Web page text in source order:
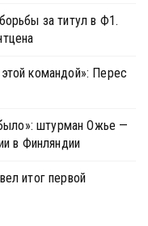
за титул в Ф1.
командой»: Перес
штурман Ожье —
в Финляндии
итог первой